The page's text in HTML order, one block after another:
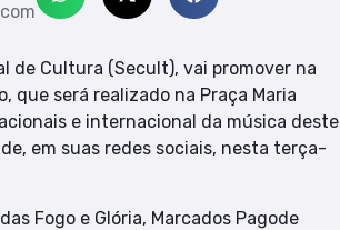
de Cultura (Secult), vai promover na
que será realizado na Praça Maria
e internacional da música deste
em suas redes sociais, nesta terça-
Fogo e Glória, Marcados Pagode